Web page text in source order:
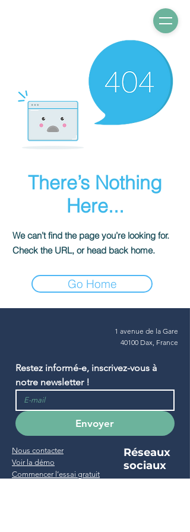
There’s Nothing
Here...
We can’t find the page you’re looking for.
Check the URL, or head back home.
Go Home
1 avenue de la Gare
40100 Dax, France
Restez informé-e, inscrivez-vous à
notre newsletter !
Envoyer
Nous contacter
Voir la démo
Commencer l’essai gratuit
Réseaux
sociaux